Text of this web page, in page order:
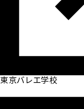
東京バレエ学校